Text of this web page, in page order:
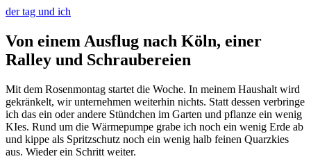
der tag und ich
Von einem Ausflug nach Köln, einer
Ralley und Schraubereien
Mit dem Rosenmontag startet die Woche. In meinem Haushalt wird
gekränkelt, wir unternehmen weiterhin nichts. Statt dessen verbringe
ich das ein oder andere Stündchen im Garten und pflanze ein wenig
KIes. Rund um die Wärmepumpe grabe ich noch ein wenig Erde ab
und kippe als Spritzschutz noch ein wenig halb feinen Quarzkies
aus. Wieder ein Schritt weiter.